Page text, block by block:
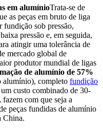
em alumínioTrata-se de
as peças em bruto de liga
sob pressão,
pressão e, em seguida,
atingir uma tolerância de
mercado global de
produtor mundial de ligas
de alumínio de 57%
alumínio), completo fundição
custo combinado de 30-
com que seja a
peças fundidas de alumínio
China.